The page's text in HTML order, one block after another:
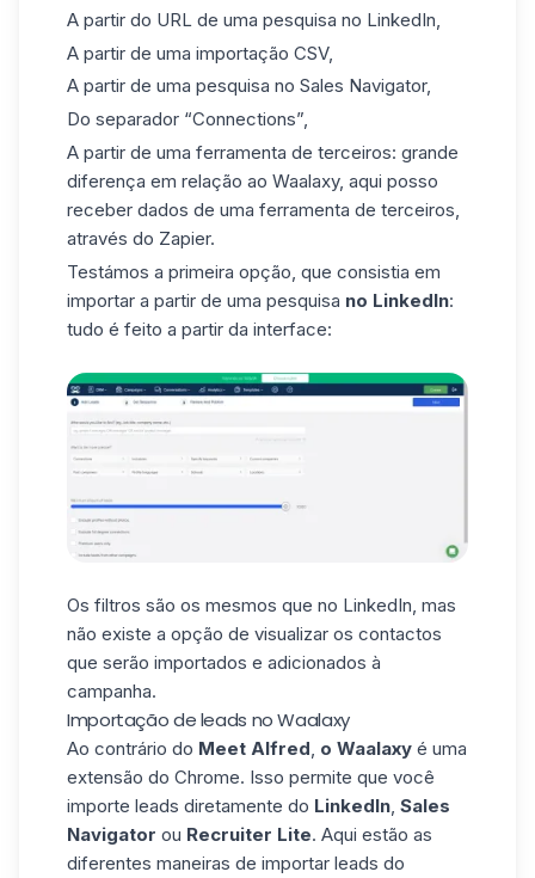
A partir do URL de uma pesquisa no LinkedIn,
A partir de uma importação CSV,
A partir de uma pesquisa no Sales Navigator,
Do separador “Connections”,
A partir de uma ferramenta de terceiros: grande
diferença em relação ao Waalaxy, aqui posso
receber dados de uma ferramenta de terceiros,
através do Zapier.
Testámos a primeira opção, que consistia em
importar a partir de uma pesquisa no LinkedIn:
tudo é feito a partir da interface:
Os filtros são os mesmos que no LinkedIn, mas
não existe a opção de visualizar os contactos
que serão importados e adicionados à
campanha.
Importação de leads no Waalaxy
Ao contrário do Meet Alfred, o Waalaxy é uma
extensão do Chrome. Isso permite que você
importe leads diretamente do LinkedIn, Sales
Navigator ou Recruiter Lite. Aqui estão as
diferentes maneiras de importar leads do